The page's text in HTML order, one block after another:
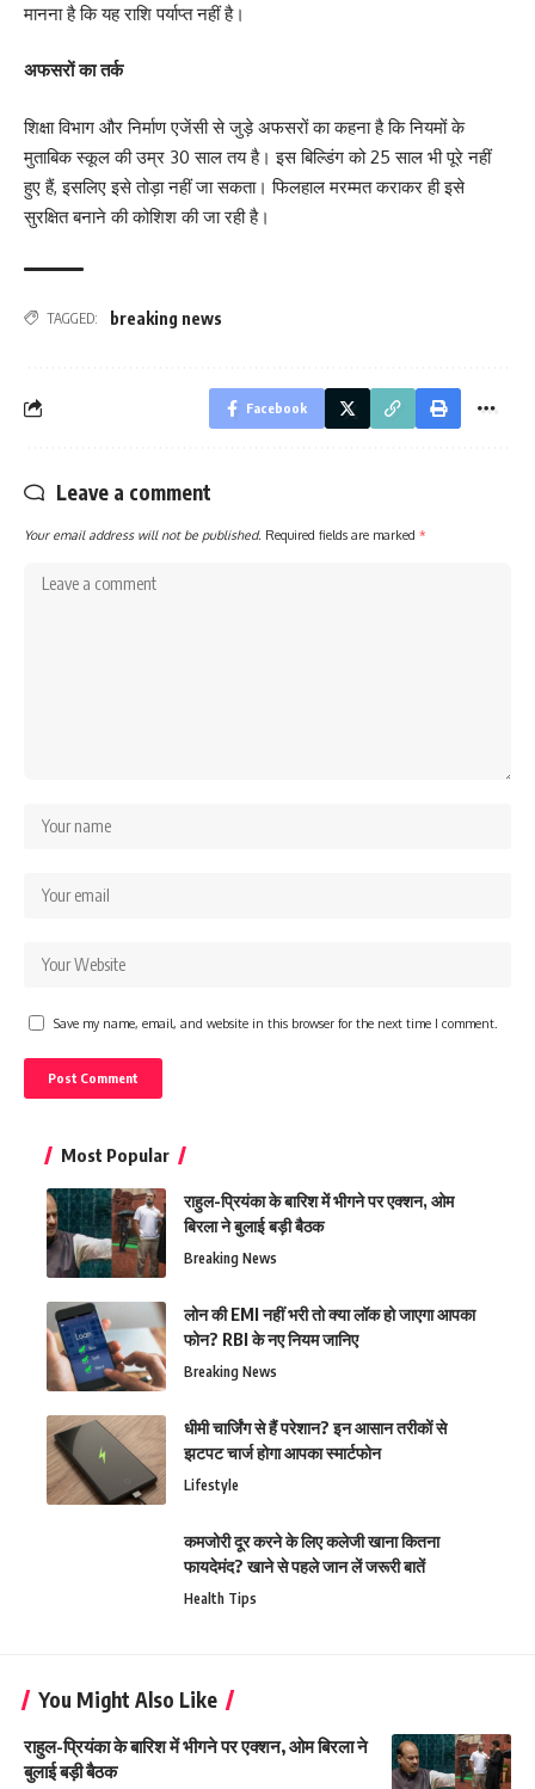
मानना है कि यह राशि पर्याप्त नहीं है।
अफसरों का तर्क
शिक्षा विभाग और निर्माण एजेंसी से जुड़े अफसरों का कहना है कि नियमों के
मुताबिक स्कूल की उम्र 30 साल तय है। इस बिल्डिंग को 25 साल भी पूरे नहीं
हुए हैं, इसलिए इसे तोड़ा नहीं जा सकता। फिलहाल मरम्मत कराकर ही इसे
सुरक्षित बनाने की कोशिश की जा रही है।
TAGGED: breaking news
Facebook
Leave a comment
Your email address will not be published. Required fields are marked *
Save my name, email, and website in this browser for the next time I comment.
Most Popular
राहुल-प्रियंका के बारिश में भीगने पर एक्शन, ओम
बिरला ने बुलाई बड़ी बैठक
Breaking News
लोन की EMI नहीं भरी तो क्या लॉक हो जाएगा आपका
फोन? RBI के नए नियम जानिए
Breaking News
धीमी चार्जिंग से हैं परेशान? इन आसान तरीकों से
झटपट चार्ज होगा आपका स्मार्टफोन
Lifestyle
कमजोरी दूर करने के लिए कलेजी खाना कितना
फायदेमंद? खाने से पहले जान लें जरूरी बातें
Health Tips
You Might Also Like
राहुल-प्रियंका के बारिश में भीगने पर एक्शन, ओम बिरला ने
बुलाई बड़ी बैठक